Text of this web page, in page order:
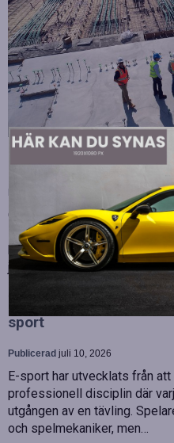
Strategiska tillskott till
OHLA Sverige stärker sin
Malin Bergman som HR-
biträdande ekonomichef.
juni 2026 och kommer att…
Betydelsen av snabb
sport
Publicerad juli 10, 2026
E-sport har utvecklats från
professionell disciplin där
utgången av en tävling.
och spelmekaniker, men…